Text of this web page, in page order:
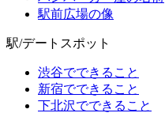
駅前広場の像
駅/デートスポット
渋谷でできること
新宿でできること
下北沢でできること